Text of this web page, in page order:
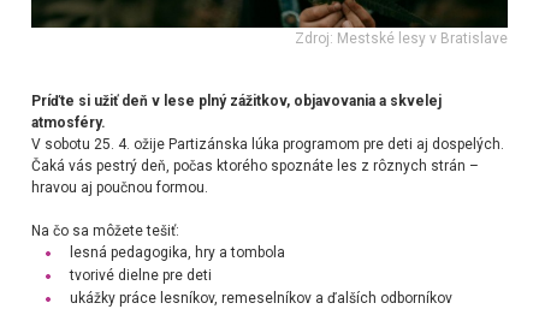
Zdroj: Mestské lesy v Bratislave
Príďte si užiť deň v lese plný zážitkov, objavovania a skvelej
atmosféry.
V sobotu 25. 4. ožije Partizánska lúka programom pre deti aj dospelých.
Čaká vás pestrý deň, počas ktorého spoznáte les z rôznych strán –
hravou aj poučnou formou.
Na čo sa môžete tešiť:
lesná pedagogika, hry a tombola
tvorivé dielne pre deti
ukážky práce lesníkov, remeselníkov a ďalších odborníkov